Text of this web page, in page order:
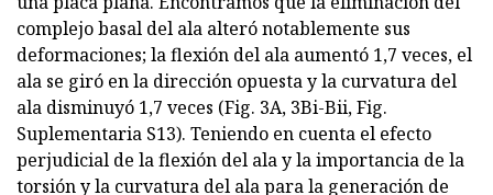
complejo basal del ala alteró notablemente sus
deformaciones; la flexión del ala aumentó 1,7 veces, el
ala se giró en la dirección opuesta y la curvatura del
ala disminuyó 1,7 veces (Fig. 3A, 3Bi-Bii, Fig.
Suplementaria S13). Teniendo en cuenta el efecto
perjudicial de la flexión del ala y la importancia de la
torsión y la curvatura del ala para la generación de